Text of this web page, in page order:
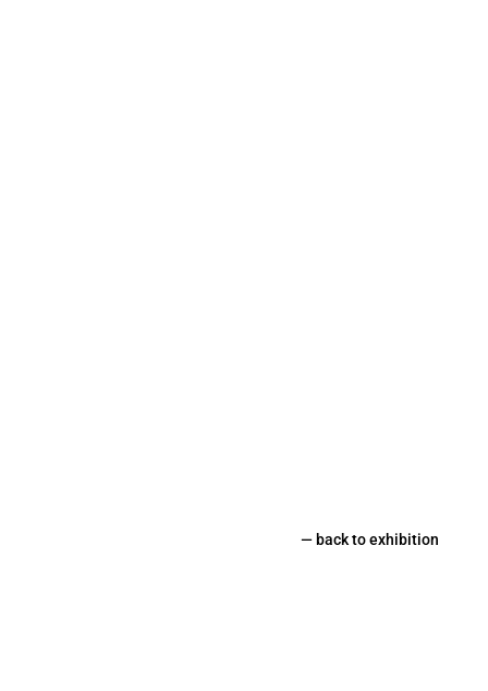
— back to exhibition